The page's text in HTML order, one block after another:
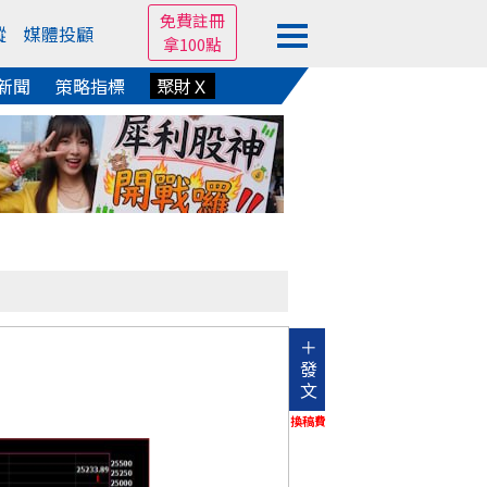
媒體投顧
免費註冊
拿100點
聞 策略指標 聚財Ｘ
＋
發
文
換稿費